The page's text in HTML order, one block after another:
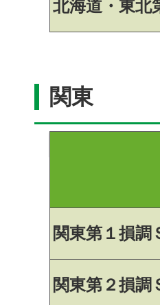
北海道・東北
関東
関東第１損調
関東第２損調